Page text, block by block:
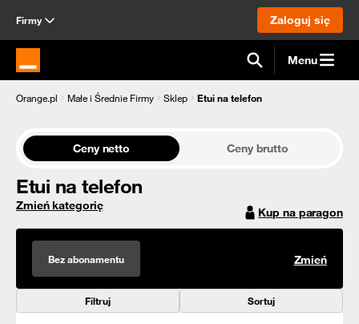
Firmy Zaloguj się
Strona główna Orange.pl Menu
Orange.pl Małe i Średnie Firmy Sklep Etui na telefon
Ceny netto Ceny brutto
Etui na telefon
Zmień kategorię Kup na paragon
Bez abonamentu Zmień
Filtruj Sortuj